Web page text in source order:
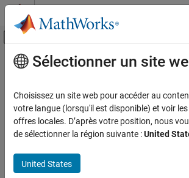
Passer au contenu
Activer/désactiver
Accueil de la documentation
Contenu principal
How useful was this
Sélectionner un site
Choisissez un site web pour accéder au
votre langue (lorsqu'il est disponible) et voir
offres locales. D’après votre position, nous
de sélectionner la région suivante :United
United States